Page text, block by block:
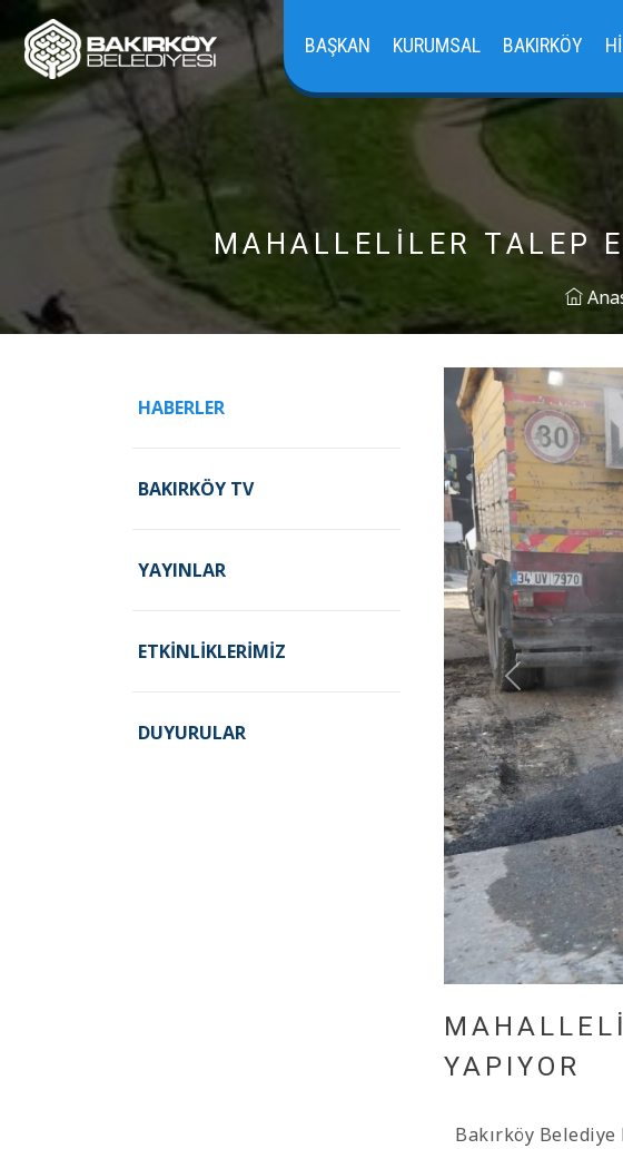
BAŞKAN KURUMSAL BAKIRKÖY
MAHALLELİLER TALEP
HABERLER
BAKIRKÖY TV
YAYINLAR
ETKINLIKLERIMIZ
DUYURULAR
YAPIYOR
Bakırköy Belediye